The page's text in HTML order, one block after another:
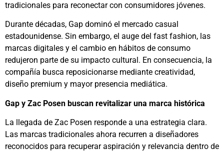
tradicionales para reconectar con consumidores jóvenes.
Durante décadas, Gap dominó el mercado casual
estadounidense. Sin embargo, el auge del fast fashion, las
marcas digitales y el cambio en hábitos de consumo
redujeron parte de su impacto cultural. En consecuencia, la
compañía busca reposicionarse mediante creatividad,
diseño premium y mayor presencia mediática.
Gap y Zac Posen buscan revitalizar una marca histórica
La llegada de Zac Posen responde a una estrategia clara.
Las marcas tradicionales ahora recurren a diseñadores
reconocidos para recuperar aspiración y relevancia dentro de